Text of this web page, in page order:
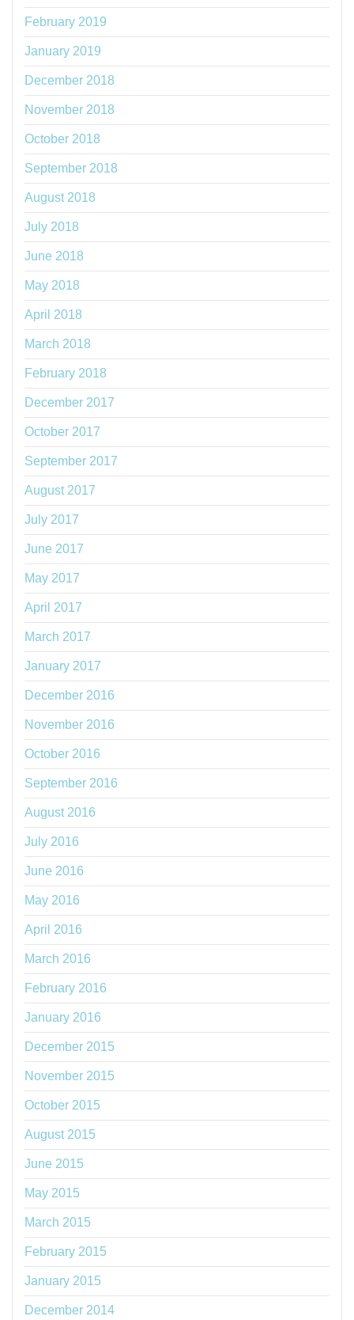
February 2019
January 2019
December 2018
November 2018
October 2018
September 2018
August 2018
July 2018
June 2018
May 2018
April 2018
March 2018
February 2018
December 2017
October 2017
September 2017
August 2017
July 2017
June 2017
May 2017
April 2017
March 2017
January 2017
December 2016
November 2016
October 2016
September 2016
August 2016
July 2016
June 2016
May 2016
April 2016
March 2016
February 2016
January 2016
December 2015
November 2015
October 2015
August 2015
June 2015
May 2015
March 2015
February 2015
January 2015
December 2014